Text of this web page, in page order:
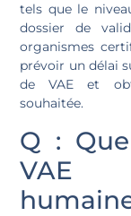
tels que le
dossier de
organismes
prévoir un délai
de VAE et
souhaitée.
Q :
VAE